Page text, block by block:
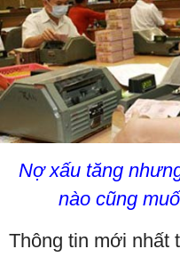
Nợ xấu tăng
nào cũng
Thông tin mới nhất